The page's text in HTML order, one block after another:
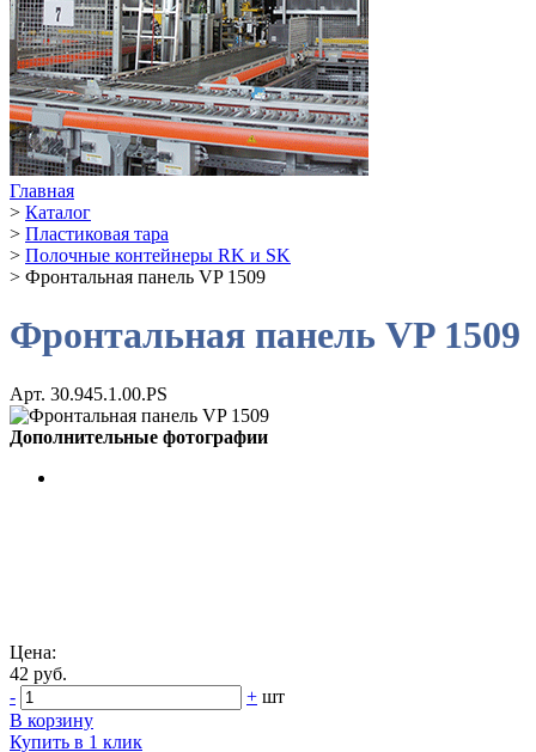
Главная
> Каталог
> Пластиковая тара
> Полочные контейнеры RK и SK
> Фронтальная панель VP 1509
Фронтальная панель VP 1509
Арт. 30.945.1.00.PS
Дополнительные фотографии
Цена:
42 руб.
-
+ шт
В корзину
Купить в 1 клик